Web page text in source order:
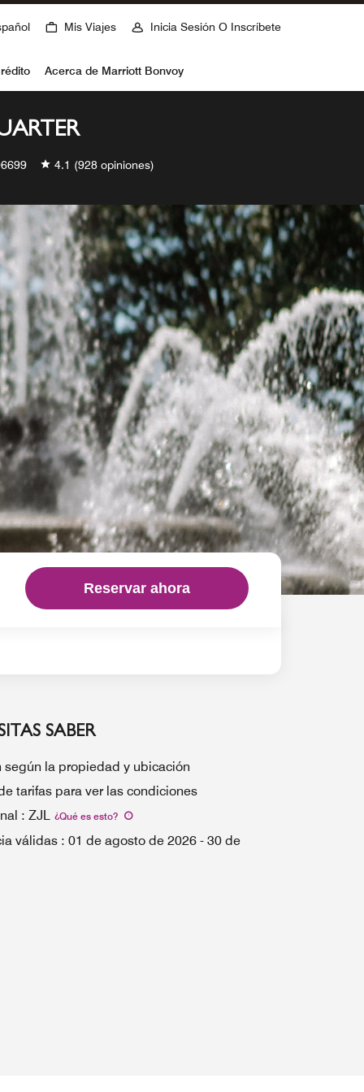
Mis Viajes Inicia Sesión O Inscríbete
Acerca de Marriott Bonvoy
4.1 (928 opiniones)
Reservar ahora
SABER
según la propiedad y ubicación
tarifas para ver las condiciones
: ZJL ¿Qué es esto?
válidas : 01 de agosto de 2026 - 30 de